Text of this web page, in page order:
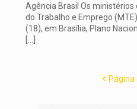
Agência Brasil Os
do Trabalho e Emprego
(18), em Brasília, Plano
[…]
Página